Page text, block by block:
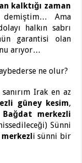
kalktığı zaman
demiştim… Ama
halkın sabrı
garantisi olan
arıyor…
ne olur?
Irak en az
güney kesim,
Bağdat merkezli
Sünni
merkezli sünni bir